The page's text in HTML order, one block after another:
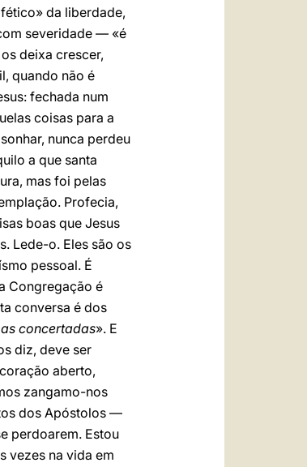
da liberdade,
severidade — «é
deixa crescer,
quando não é
fechada num
coisas para a
nunca perdeu
a que santa
mas foi pelas
Profecia,
boas que Jesus
Lede-o. Eles são os
pessoal. É
Congregação é
conversa é dos
concertadas». E
diz, deve ser
aberto,
zangamo-nos
dos Apóstolos —
perdoarem. Estou
vezes na vida em